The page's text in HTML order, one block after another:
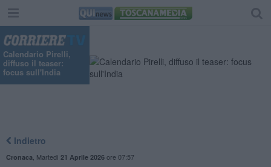
Calendario Pirelli,
diffuso il teaser:
focus sull'India
Indietro
Cronaca Martedì 21 Aprile 2026ore 07:57